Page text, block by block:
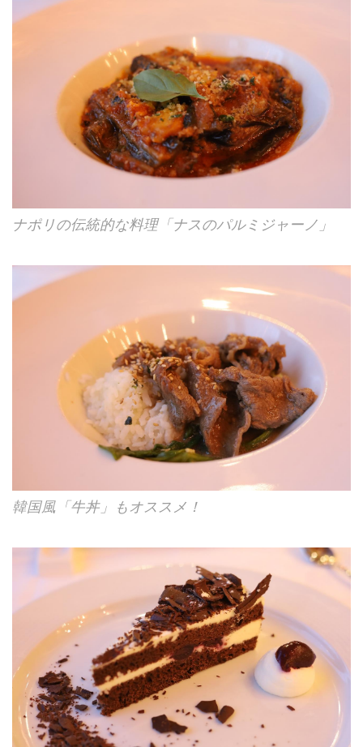
ナポリの伝統的な料理「ナスのパルミジャーノ」
韓国風「牛丼」もオススメ！